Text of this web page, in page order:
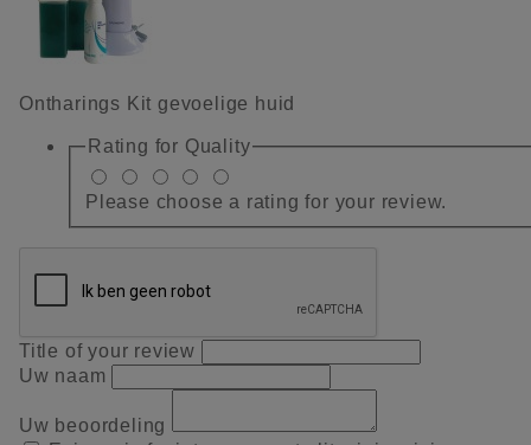
Ontharings Kit gevoelige huid
Rating for Quality
Please choose a rating for your review.
Title of your review
Uw naam
Uw beoordeling